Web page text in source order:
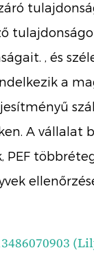
, és
a
A vállalat
PEF